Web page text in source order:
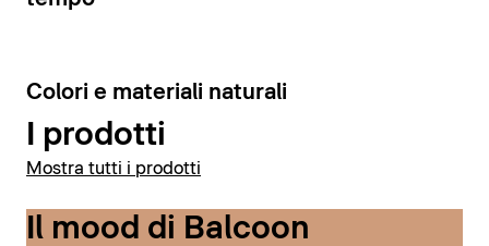
6
Colori e materiali naturali
I prodotti
Mostra tutti i prodotti
Il mood di Balcoon